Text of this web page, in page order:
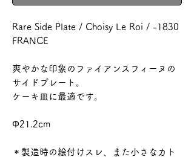
Rare Side Plate / Choisy Le Roi / -1830
FRANCE
爽やかな印象のファイアンスフィーヌの
サイドプレート。
ケーキ皿に最適です。
Φ21.2cm
＊製造時の絵付けスレ、また小さなカト